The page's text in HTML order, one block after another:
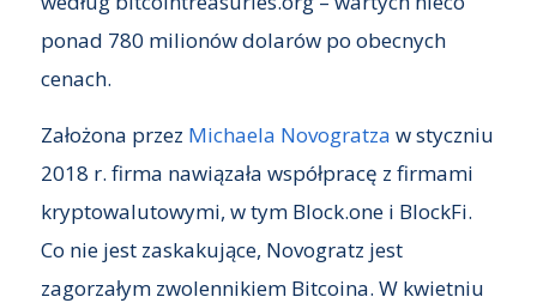
ponad 780 milionów dolarów po obecnych
cenach.
Założona przez Michaela Novogratza w styczniu
2018 r. firma nawiązała współpracę z firmami
kryptowalutowymi, w tym Block.one i BlockFi.
Co nie jest zaskakujące, Novogratz jest
zagorzałym zwolennikiem Bitcoina. W kwietniu